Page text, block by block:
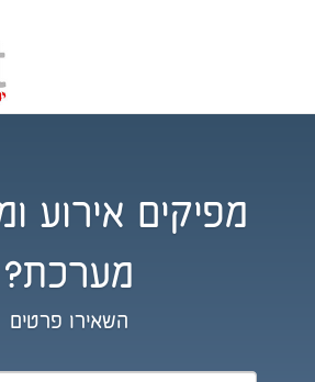
מפיקים אירוע
מערכת?
השאירו פרטים